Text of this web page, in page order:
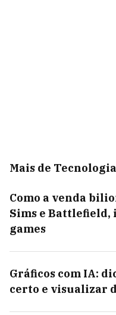
Mais de Tecnologia
Como a venda
Sims e
games
Gráficos com IA:
certo e visualizar